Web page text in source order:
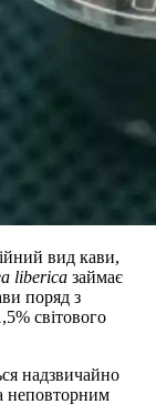
вид кави,
liberica займає
поряд з
світового
надзвичайно
неповторним